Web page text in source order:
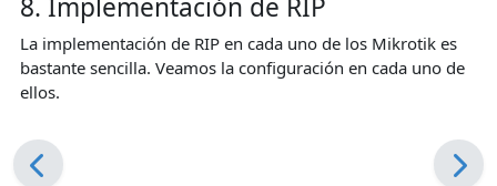
La implementación de RIP en cada uno de los Mikrotik es
bastante sencilla. Veamos la configuración en cada uno de
ellos.